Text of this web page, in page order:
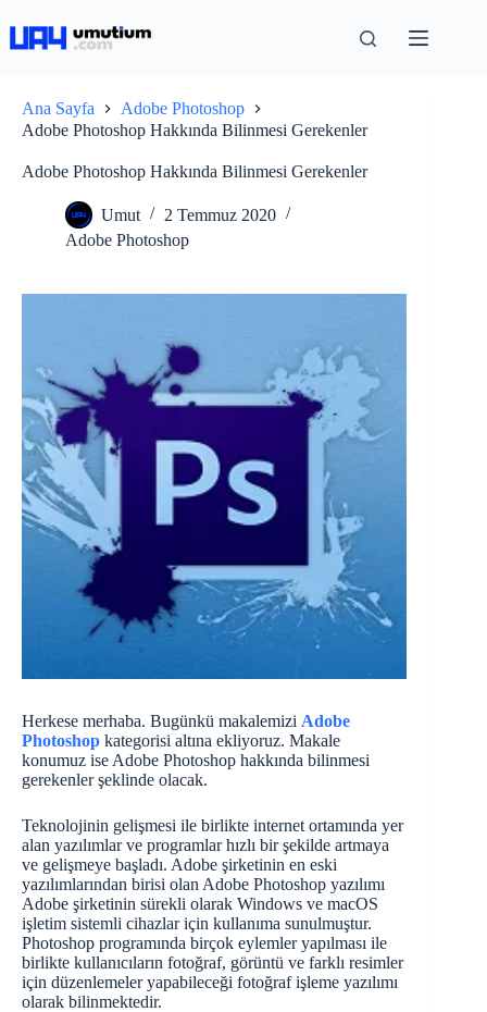
Ana Sayfa
Adobe Photoshop
Adobe Photoshop Hakkında Bilinmesi Gerekenler
Adobe Photoshop Hakkında Bilinmesi Gerekenler
Umut
2 Temmuz 2020
Adobe Photoshop
Herkese merhaba. Bugünkü makalemizi Adobe
Photoshop kategorisi altına ekliyoruz. Makale
konumuz ise Adobe Photoshop hakkında bilinmesi
gerekenler şeklinde olacak.
Teknolojinin gelişmesi ile birlikte internet ortamında yer
alan yazılımlar ve programlar hızlı bir şekilde artmaya
ve gelişmeye başladı. Adobe şirketinin en eski
yazılımlarından birisi olan Adobe Photoshop yazılımı
Adobe şirketinin sürekli olarak Windows ve macOS
işletim sistemli cihazlar için kullanıma sunulmuştur.
Photoshop programında birçok eylemler yapılması ile
birlikte kullanıcıların fotoğraf, görüntü ve farklı resimler
için düzenlemeler yapabileceği fotoğraf işleme yazılımı
olarak bilinmektedir.